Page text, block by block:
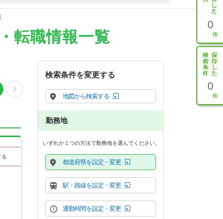
0
0
転職情報一覧
る
検索条件を変更する
地図から検索する
勤務地
いずれか１つの方法で勤務地を選んでください。
都道府県を設定・変更
駅・路線を設定・変更
通勤時間を設定・変更